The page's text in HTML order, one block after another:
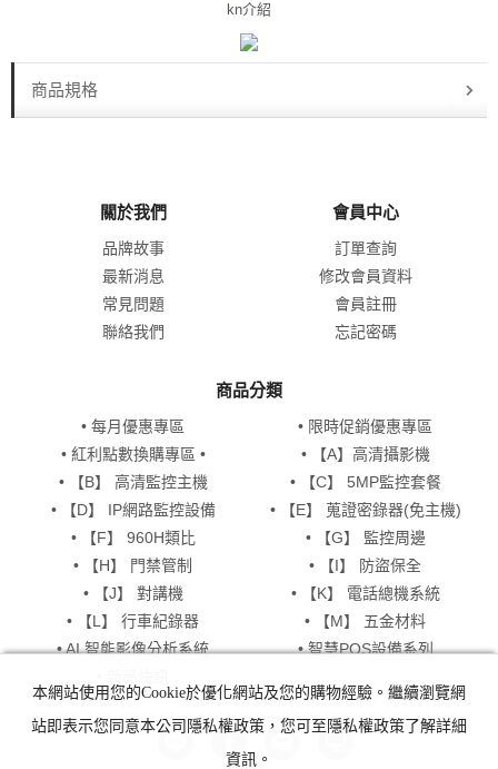
kn介紹
商品規格
關於我們
品牌故事
最新消息
常見問題
聯絡我們
會員中心
訂單查詢
修改會員資料
會員註冊
忘記密碼
商品分類
• 每月優惠專區
• 限時促銷優惠專區
• 紅利點數換購專區 •
• 【A】高清攝影機
• 【B】 高清監控主機
• 【C】 5MP監控套餐
• 【D】 IP網路監控設備
• 【E】 蒐證密錄器(免主機)
• 【F】 960H類比
• 【G】 監控周邊
• 【H】 門禁管制
• 【I】 防盜保全
• 【J】 對講機
• 【K】 電話總機系統
• 【L】 行車紀錄器
• 【M】 五金材料
• AI 智能影像分析系統
• 智慧POS設備系列
本網站使用您的Cookie於優化網站及您的購物經驗。繼續瀏覽網
站即表示您同意本公司隱私權政策，您可至隱私權政策了解詳細
資訊。